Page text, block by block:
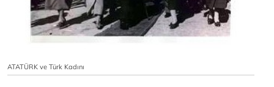
ATATÜRK ve Türk Kadını